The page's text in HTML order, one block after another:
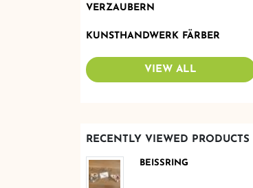
VERZAUBERN
KUNSTHANDWERK FÄRBER
VIEW ALL
RECENTLY VIEWED PRODUCTS
BEISSRING